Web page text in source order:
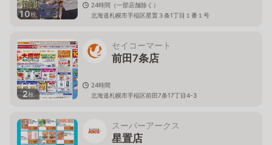
10枚
24時間（一部店舗除く）
北海道札幌市手稲区星置３条1丁目１番１号
2枚
セイコーマート
前田7条店
24時間
北海道札幌市手稲区前田7条17丁目4-3
スーパーアークス
星置店